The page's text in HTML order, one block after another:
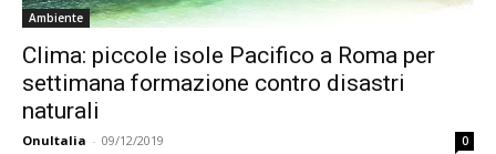
Ambiente
Clima: piccole isole Pacifico a Roma per
settimana formazione contro disastri
naturali
OnuItalia - 09/12/2019 0